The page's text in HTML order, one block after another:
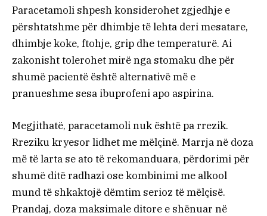
Paracetamoli shpesh konsiderohet zgjedhje e
përshtatshme për dhimbje të lehta deri mesatare,
dhimbje koke, ftohje, grip dhe temperaturë. Ai
zakonisht tolerohet mirë nga stomaku dhe për
shumë pacientë është alternativë më e
pranueshme sesa ibuprofeni apo aspirina.
Megjithatë, paracetamoli nuk është pa rrezik.
Rreziku kryesor lidhet me mëlçinë. Marrja në doza
më të larta se ato të rekomanduara, përdorimi për
shumë ditë radhazi ose kombinimi me alkool
mund të shkaktojë dëmtim serioz të mëlçisë.
Prandaj, doza maksimale ditore e shënuar në